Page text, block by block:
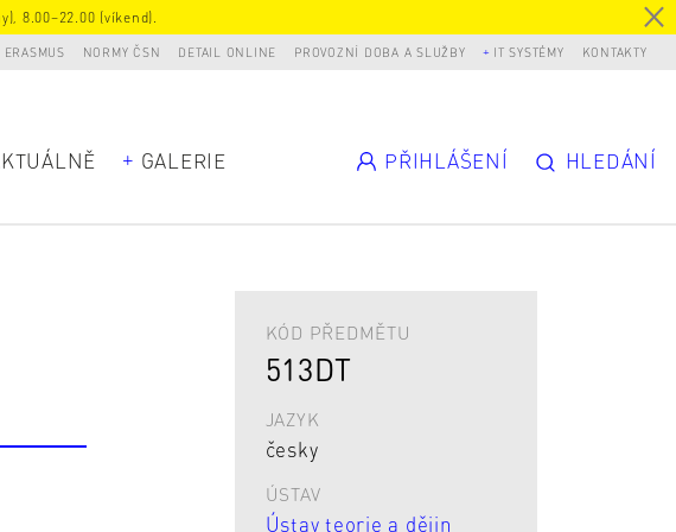
8.00–22.00 (víkend).
NORMY ČSN DETAIL ONLINE PROVOZNÍ DOBA A SLUŽBY IT SYSTÉMY KONTAKTY
GALERIE PŘIHLÁŠENÍ HLEDÁNÍ
KÓD PŘEDMĚTU
513DT
JAZYK
česky
ÚSTAV
Ústav teorie a dějin